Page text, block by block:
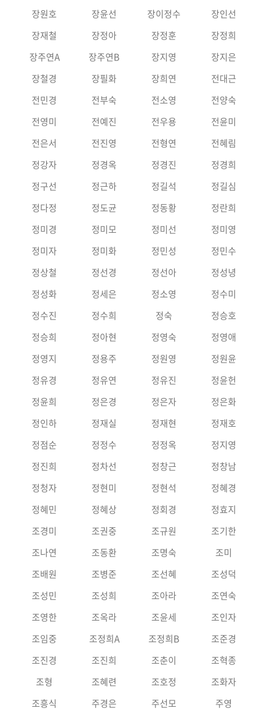
장원호 장윤선 장이정수
장인선
장재철
장정아 장정훈
장정희
장주연A
장주연B 장지영
장지은
장철경
장필화 장희연
전대근
전민경
전부숙 전소영
전양숙
전영미
전예진 전우용
전윤미
전은서
전진영 전형연
전혜림
정강자
정경옥 정경진
정경희
정구선
정근하 정길석
정길심
정다정
정도균 정동황
정란희
정미경
정미모 정미선
정미영
정미자
정미화 정민성
정민수
정상철
정선경 정선아
정성녕
정성화
정세은 정소영
정수미
정수진
정수희 정숙
정승호
정승희
정아현 정영숙
정영애
정영지
정용주 정원영
정원윤
정유경
정유연 정유진
정윤헌
정윤희
정은경 정은자
정은화
정인하
정재실 정재현
정재호
정점순
정정수 정정옥
정지영
정진희
정차선 정창근
정창남
정청자
정현미 정현석
정혜경
정혜민
정혜상 정회경
정효지
조경미
조권중 조규원
조기한
조나연
조동환 조명숙
조미
조배원
조병준 조선혜
조성덕
조성민
조성희 조아라
조연숙
조영한
조옥라 조윤세
조인자
조임중
조정희A 조정희B
조준경
조진경
조진희 조춘이
조혁종
조형
조혜련 조호정
조화자
조흥식
주경은 주선모
주영